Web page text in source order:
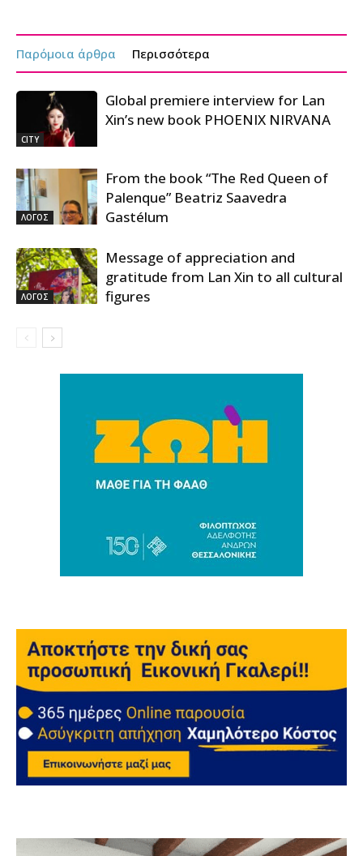
Παρόμοια άρθρα Περισσότερα
CITY
Global premiere interview for Lan
Xin’s new book PHOENIX NIRVANA
ΛΟΓΟΣ
From the book “The Red Queen of
Palenque” Beatriz Saavedra
Gastélum
ΛΟΓΟΣ
Message of appreciation and
gratitude from Lan Xin to all cultural
figures